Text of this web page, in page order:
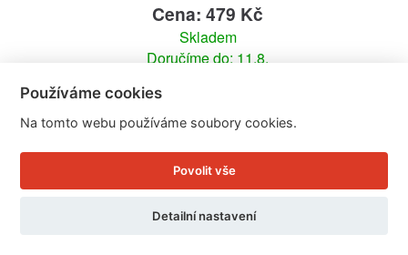
Cena: 479 Kč
Skladem
Doručíme do: 11.8.
Používáme cookies
Na tomto webu používáme soubory cookies.
Povolit vše
Detailní nastavení